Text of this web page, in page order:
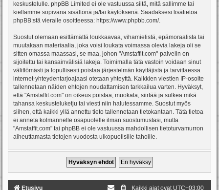
keskustelulle. phpBB Limited ei ole vastuussa siitä, mitä sallimme tai
kiellämme sopivana sisältönä ja/tai käytöksenä. Saadaksesi lisätietoa
phpBB:stä vieraile osoitteessa: https://www.phpbb.com/.
Suostut olemaan esittämättä loukkaavaa, vihamielistä, epämoraalista tai
muutakaan materiaalia, joka voisi loukata voimassa olevia lakeja oli se
sitten omassa maassasi, se maa, johon "Amstaffit.com"-palvelin on
sijoitettu tai kansainvälisiä lakeja. Toimimalla tätä vastoin voidaan sinut
välittömästi ja lopullisesti poistaa järjestelmän käyttäjistä ja tarvittaessa
internet-yhteydentarjoajaasi otetaan yhteyttä. Kaikkien viestien IP-osoite
tallennetaan näiden ehtojen noudattamisen tarkkailua varten. Hyväksyt,
että "Amstaffit.com" on oikeus poistaa, muokata, siirtää ja sulkea mikä
tahansa keskusteluketju tai viesti niin halutessamme. Suostut myös
siihen, että kaikki yllä annettu tieto tallennetaan tietokantaan. Tätä tietoa
ei anneta kolmannelle osapuolelle ilman suostumustasi, mutta
"Amstaffit.com" tai phpBB ei ole vastuussa mahdollisen tietoturvamurron
aiheuttamasta tietojen vuodosta ulkopuolisille tahoille.
Etusivu Kaikki ajat ovat UTC+03:00